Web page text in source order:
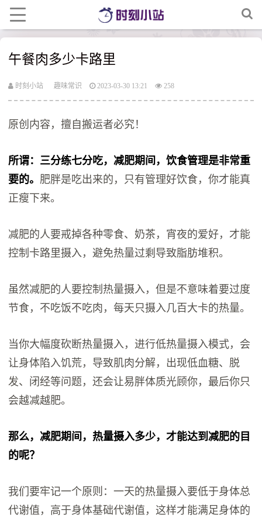
午餐肉多少卡路里
时刻小站 趣味常识 2023-03-30 13:21 258
原创内容，擅自搬运者必究！
所谓：三分练七分吃，减肥期间，饮食管理是非常重
要的。 肥胖是吃出来的，只有管理好饮食，你才能真
正瘦下来。
减肥的人要戒掉各种零食、奶茶，宵夜的爱好，才能
控制卡路里摄入，避免热量过剩导致脂肪堆积。
虽然减肥的人要控制热量摄入，但是不意味着要过度
节食，不吃饭不吃肉，每天只摄入几百大卡的热量。
当你大幅度砍断热量摄入，进行低热量摄入模式，会
让身体陷入饥荒，导致肌肉分解，出现低血糖、脱
发、闭经等问题，还会让易胖体质光顾你，最后你只
会越减越肥。
那么，减肥期间，热量摄入多少，才能达到减肥的目
的呢？
我们要牢记一个原则：一天的热量摄入要低于身体总
代谢值，高于身体基础代谢值，这样才能满足身体的